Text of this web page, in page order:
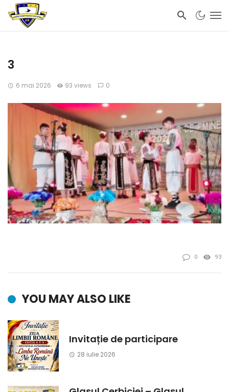
3
6 mai 2026 93 views 0
0 93
YOU MAY ALSO LIKE
Invitație de participare
28 iulie 2026